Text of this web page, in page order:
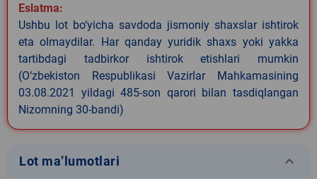
Eslatma:
Ushbu lot bo‘yicha savdoda jismoniy shaxslar ishtirok
eta olmaydilar. Har qanday yuridik shaxs yoki yakka
tartibdagi tadbirkor ishtirok etishlari mumkin
(O‘zbekiston Respublikasi Vazirlar Mahkamasining
03.08.2021 yildagi 485-son qarori bilan tasdiqlangan
Nizomning 30-bandi)
Lot ma’lumotlari keyboard_arrow_down